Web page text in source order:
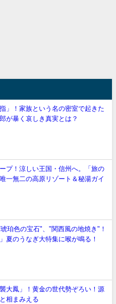
」！家族という名の密室で起きた
が暴く哀しき真実とは？
プ！涼しい王国・信州へ。「旅の
一無二の高原リゾート＆秘湯ガイ
珀色の宝石"、"関西風の地焼き"！
夏のうなぎ大特集に喉が鳴る！
大鳳」！黄金の世代勢ぞろい！源
相まみえる